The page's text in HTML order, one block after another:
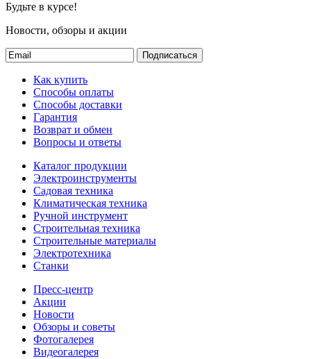
Будьте в курсе!
Новости, обзоры и акции
Подписаться
Как купить
Способы оплаты
Способы доставки
Гарантия
Возврат и обмен
Вопросы и ответы
Каталог продукции
Электроинструменты
Садовая техника
Климатическая техника
Ручной инструмент
Строительная техника
Строительные материалы
Электротехника
Станки
Пресс-центр
Акции
Новости
Обзоры и советы
Фотогалерея
Видеогалерея